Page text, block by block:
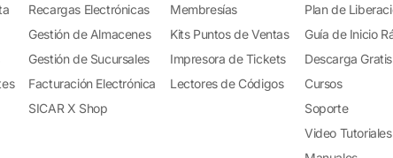
Recargas Electrónicas
Gestión de Almacenes
Gestión de Sucursales
Facturación Electrónica
SICAR X Shop
Membresías
Kits Puntos de Ventas
Impresora de Tickets
Lectores de Códigos
Plan de
Guía de Inicio
Descarga Gratis
Cursos
Soporte
Video Tutoriales